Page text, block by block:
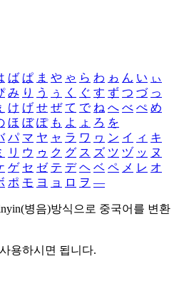
ば ぱ ま や ゃ ら わ ゎ ん い ぃ
み り う ぅ く ぐ す ず つ づ っ
け げ せ ぜ て で ね へ べ ぺ め
ほ ぼ ぽ も よ ょ ろ を
パ マ ヤ ャ ラ ワ ヮ ン イ ィ キ
リ ウ ゥ ク グ ス ズ ツ ヅ ッ ヌ
ゲ セ ゼ テ デ ヘ ベ ペ メ レ オ
ポ モ ヨ ョ ロ ヲ ―
병음)방식으로 중국어를 변환
용하시면 됩니다.